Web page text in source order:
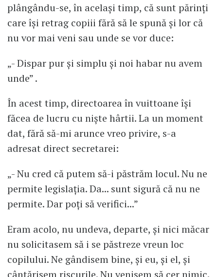
plângându-se, în același timp, că sunt părinți
care își retrag copiii fără să le spună și lor că
nu vor mai veni sau unde se vor duce:
„- Dispar pur și simplu și noi habar nu avem
unde” .
În acest timp, directoarea în vuittoane își
făcea de lucru cu niște hârtii. La un moment
dat, fără să-mi arunce vreo privire, s-a
adresat direct secretarei:
„- Nu cred că putem să-i păstrăm locul. Nu ne
permite legislația. Da... sunt sigură că nu ne
permite. Dar poți să verifici...”
Eram acolo, nu undeva, departe, și nici măcar
nu solicitasem să i se păstreze vreun loc
copilului. Ne gândisem bine, și eu, și el, și
cântărisem riscurile. Nu venisem să cer nimic.